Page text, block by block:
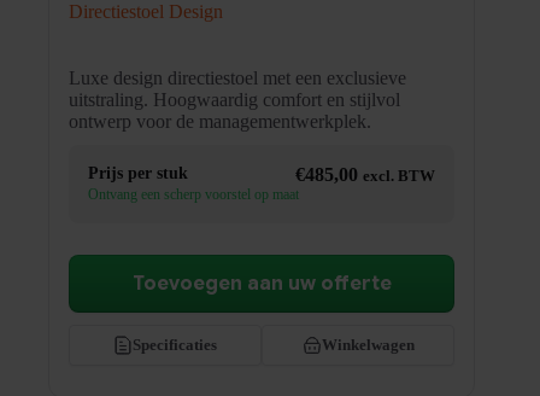
Directiestoel Design
Luxe design directiestoel met een exclusieve
uitstraling. Hoogwaardig comfort en stijlvol
ontwerp voor de managementwerkplek.
Prijs per stuk €485,00 excl. BTW
Ontvang een scherp voorstel op maat
Specificaties Winkelwagen
Toevoegen aan uw offerte